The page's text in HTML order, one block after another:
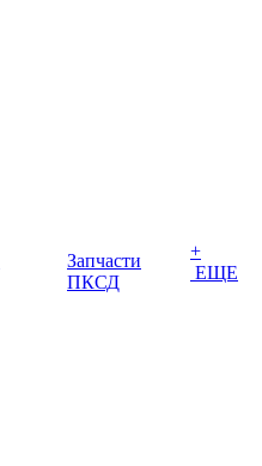
Запчасти
ПКСД
+
ЕЩЕ